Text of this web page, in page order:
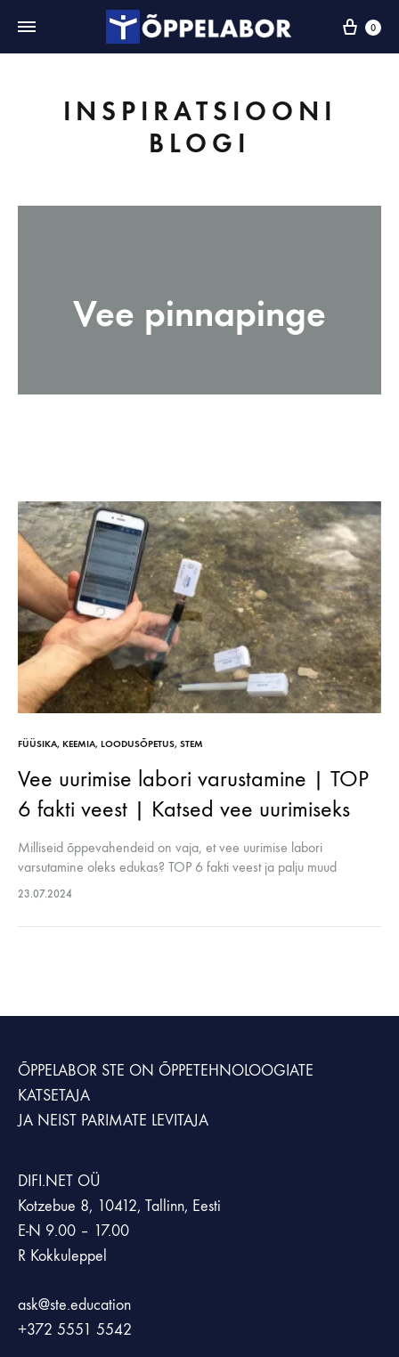
0
INSPIRATSIOONI
BLOGI
Vee pinnapinge
FÜÜSIKA, KEEMIA, LOODUSÕPETUS, STEM
Vee uurimise labori varustamine | TOP
6 fakti veest | Katsed vee uurimiseks
Milliseid õppevahendeid on vaja, et vee uurimise labori
varsutamine oleks edukas? TOP 6 fakti veest ja palju muud
huvitavat Õppelabori inspiratsiooni blogis!
23.07.2024
ÕPPELABOR STE ON ÕPPETEHNOLOOGIATE
KATSETAJA
JA NEIST PARIMATE LEVITAJA
DIFI.NET OÜ
Kotzebue 8, 10412, Tallinn, Eesti
E-N 9.00 – 17.00
R Kokkuleppel
ask@ste.education
+372 5551 5542